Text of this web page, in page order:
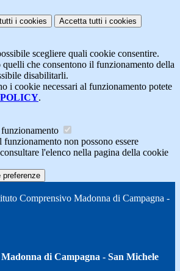
i cookies Accetta tutti i cookies
scegliere quali cookie consentire.
quelli che consentono il funzionamento della
disabilitarli.
i cookie necessari al funzionamento potete
.
non possono essere
l'elenco nella pagina della cookie
preferenze
Comprensivo Madonna di Campagna -
di Campagna - San Michele